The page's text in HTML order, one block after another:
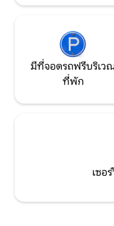
มีที่จอดรถฟรีบริเว
ที่พัก
เซอ